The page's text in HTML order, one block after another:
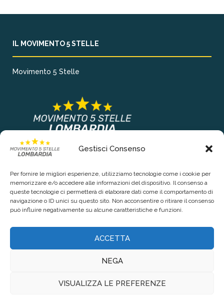
Gestisci Consenso
Per fornire le migliori esperienze, utilizziamo tecnologie come i cookie per
memorizzare e/o accedere alle informazioni del dispositivo. Il consenso a
queste tecnologie ci permetterà di elaborare dati come il comportamento di
navigazione o ID unici su questo sito. Non acconsentire o ritirare il consenso
può influire negativamente su alcune caratteristiche e funzioni.
ACCETTA
NEGA
VISUALIZZA LE PREFERENZE
IL MOVIMENTO 5 STELLE
Movimento 5 Stelle
COLLEGAMENTI PRINCIPALI
Contattaci
Privacy Policy